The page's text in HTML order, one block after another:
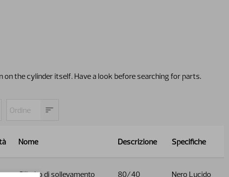
on the cylinder itself. Have a look before searching for parts.
Nome Descrizione Specifiche
Cilindro di sollevamento 80/40 Nero Lucido